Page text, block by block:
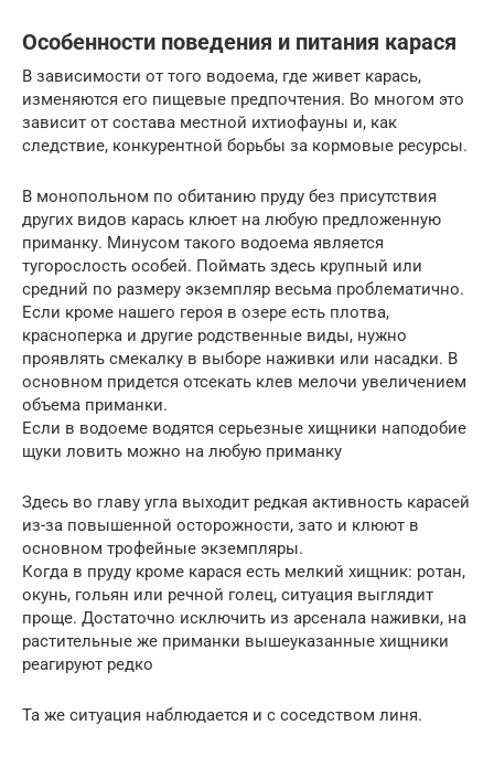
Особенности поведения и питания карася
В зависимости от того водоема, где живет карась,
изменяются его пищевые предпочтения. Во многом это
зависит от состава местной ихтиофауны и, как
следствие, конкурентной борьбы за кормовые ресурсы.
В монопольном по обитанию пруду без присутствия
других видов карась клюет на любую предложенную
приманку. Минусом такого водоема является
тугорослость особей. Поймать здесь крупный или
средний по размеру экземпляр весьма проблематично.
Если кроме нашего героя в озере есть плотва,
красноперка и другие родственные виды, нужно
проявлять смекалку в выборе наживки или насадки. В
основном придется отсекать клев мелочи увеличением
объема приманки.
Если в водоеме водятся серьезные хищники наподобие
щуки ловить можно на любую приманку
Здесь во главу угла выходит редкая активность карасей
из-за повышенной осторожности, зато и клюют в
основном трофейные экземпляры.
Когда в пруду кроме карася есть мелкий хищник: ротан,
окунь, гольян или речной голец, ситуация выглядит
проще. Достаточно исключить из арсенала наживки, на
растительные же приманки вышеуказанные хищники
реагируют редко
Та же ситуация наблюдается и с соседством линя.